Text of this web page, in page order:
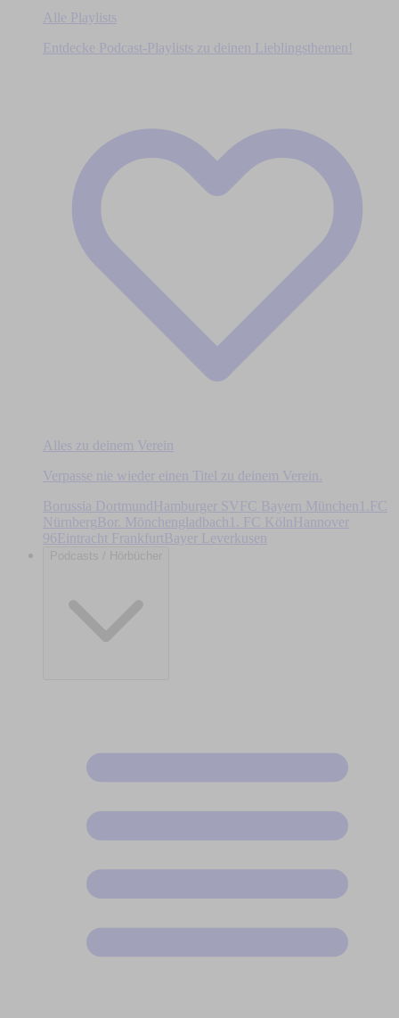
Alle Playlists
Entdecke Podcast-Playlists zu deinen Lieblingsthemen!
Alles zu deinem Verein
Verpasse nie wieder einen Titel zu deinem Verein.
Borussia DortmundHamburger SV FC Bayern München
1.FC
Nürnberg Bor. Mönchengladbach 1. FC Köln
Hannover
96Eintracht Frankfurt Bayer Leverkusen
Podcasts / Hörbücher